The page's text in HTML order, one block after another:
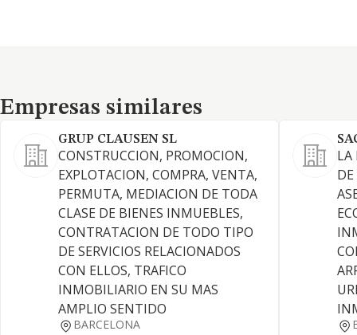
Empresas similares
Empresas similares
GRUP CLAUSEN SL
CONSTRUCCION, PROMOCION,
EXPLOTACION, COMPRA, VENTA,
PERMUTA, MEDIACION DE TODA
CLASE DE BIENES INMUEBLES,
CONTRATACION DE TODO TIPO
DE SERVICIOS RELACIONADOS
CON ELLOS, TRAFICO
INMOBILIARIO EN SU MAS
AMPLIO SENTIDO
BARCELONA
LA
DE